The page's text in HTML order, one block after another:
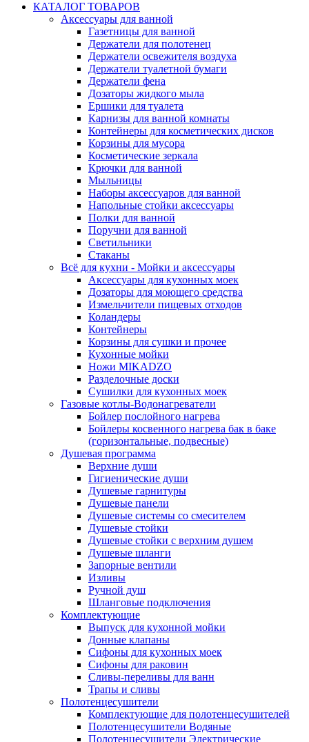
КАТАЛОГ ТОВАРОВ
Аксессуары для ванной
Газетницы для ванной
Держатели для полотенец
Держатели освежителя воздуха
Держатели туалетной бумаги
Держатели фена
Дозаторы жидкого мыла
Ершики для туалета
Карнизы для ванной комнаты
Контейнеры для косметических дисков
Корзины для мусора
Косметические зеркала
Крючки для ванной
Мыльницы
Наборы аксессуаров для ванной
Напольные стойки аксессуары
Полки для ванной
Поручни для ванной
Светильники
Стаканы
Всё для кухни - Мойки и аксессуары
Аксессуары для кухонных моек
Дозаторы для моющего средства
Измельчители пищевых отходов
Коландеры
Контейнеры
Корзины для сушки и прочее
Кухонные мойки
Ножи MIKADZO
Разделочные доски
Сушилки для кухонных моек
Газовые котлы-Водонагреватели
Бойлер послойного нагрева
Бойлеры косвенного нагрева бак в баке
(горизонтальные, подвесные)
Душевая программа
Верхние души
Гигиенические души
Душевые гарнитуры
Душевые панели
Душевые системы со смесителем
Душевые стойки
Душевые стойки с верхним душем
Душевые шланги
Запорные вентили
Изливы
Ручной душ
Шланговые подключения
Комплектующие
Выпуск для кухонной мойки
Донные клапаны
Сифоны для кухонных моек
Сифоны для раковин
Сливы-переливы для ванн
Трапы и сливы
Полотенцесушители
Комплектующие для полотенцесушителей
Полотенцесушители Водяные
Полотенцесушители Электрические